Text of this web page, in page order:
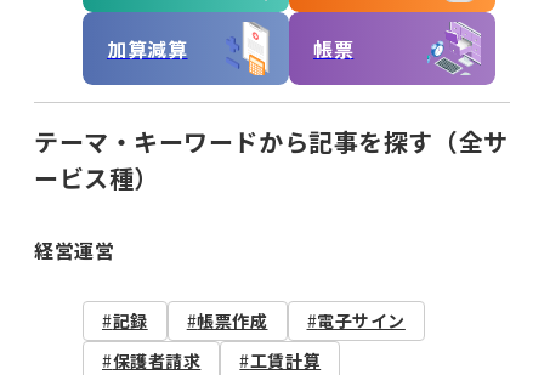
工賃計算
開業の流れ 処遇改善加算 法改正
個別支援計画 モニタリング
加算減算 帳票
テーマ・キーワードから記事を探す（全サ
ービス種）
経営運営
記録 帳票作成
電子サイン
保護者請求
工賃計算